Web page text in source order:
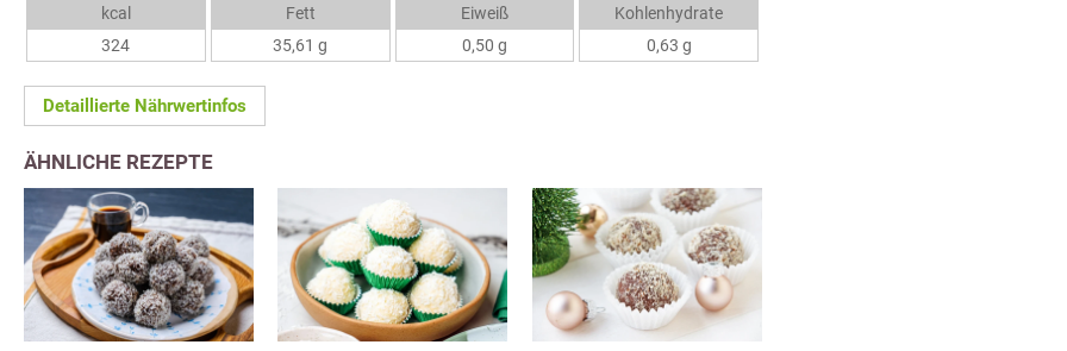
kcal
324
Fett
35,61 g
Eiweiß
0,50 g
Kohlenhydrate
0,63 g
Detaillierte Nährwertinfos
ÄHNLICHE REZEPTE